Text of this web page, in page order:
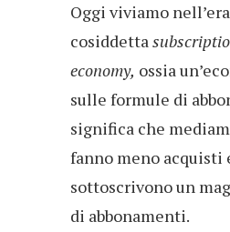
Oggi viviamo
cosiddetta
economy, ossia
sulle formule di
significa che
fanno meno acquisti
sottoscrivono un
di abbonamenti.